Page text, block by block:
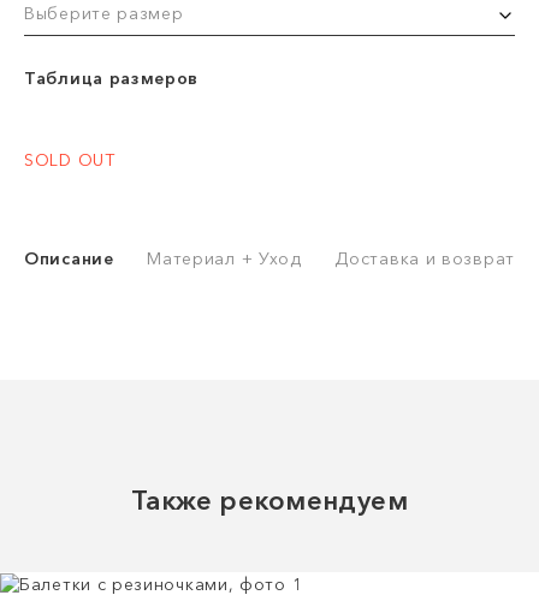
Выберите размер
Таблица размеров
SOLD OUT
Описание Материал + Уход Доставка и возврат
Также рекомендуем